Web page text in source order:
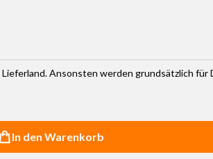
Ansonsten werden grundsätzlich
In den Warenkorb